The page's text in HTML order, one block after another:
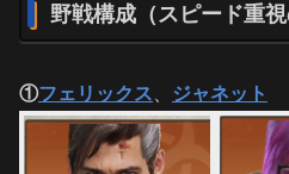
野戦構成（スピード重視
①フェリックス ジャネット